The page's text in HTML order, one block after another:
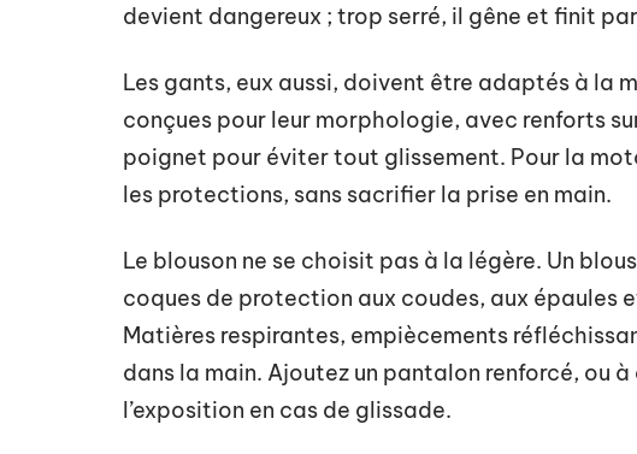
devient dangereux ; trop serré, il gêne et finit
Les gants, eux aussi, doivent être adaptés à la
conçues pour leur morphologie, avec renforts
poignet pour éviter tout glissement. Pour la
les protections, sans sacrifier la prise en main.
Le blouson ne se choisit pas à la légère. Un
coques de protection aux coudes, aux épaules
Matières respirantes, empiècements
dans la main. Ajoutez un pantalon renforcé, ou
l’exposition en cas de glissade.